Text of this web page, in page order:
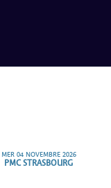
MER 04 NOVEMBRE 2026
PMC STRASBOURG